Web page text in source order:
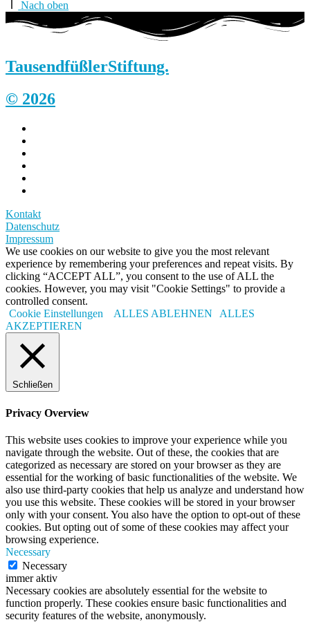
Nach oben
TausendfüßlerStiftung.
© 2026
Kontakt
Datenschutz
Impressum
We use cookies on our website to give you the most relevant
experience by remembering your preferences and repeat visits. By
clicking “ACCEPT ALL”, you consent to the use of ALL the
cookies. However, you may visit "Cookie Settings" to provide a
controlled consent.
Cookie Einstellungen
ALLES ABLEHNEN
ALLES
AKZEPTIEREN
Schließen
Privacy Overview
This website uses cookies to improve your experience while you
navigate through the website. Out of these, the cookies that are
categorized as necessary are stored on your browser as they are
essential for the working of basic functionalities of the website. We
also use third-party cookies that help us analyze and understand how
you use this website. These cookies will be stored in your browser
only with your consent. You also have the option to opt-out of these
cookies. But opting out of some of these cookies may affect your
browsing experience.
Necessary
Necessary
immer aktiv
Necessary cookies are absolutely essential for the website to
function properly. These cookies ensure basic functionalities and
security features of the website, anonymously.